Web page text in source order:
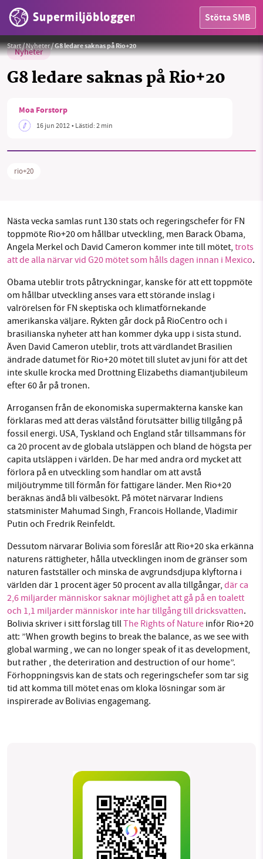
Supermiljöbloggen Stötta SMB
HEM
Sök Sparade inlägg Tipsa oss
Threads LinkedIn
Start/Nyheter/G8 ledare saknas på Rio+20
Nyheter
G8 ledare saknas på Rio+20
Moa Forstorp
16 jun 2012• Lästid:2 min
rio+20
Nästa vecka samlas runt 130 stats och regeringschefer för FN
toppmöte Rio+20 om hållbar utveckling, men Barack Obama,
Angela Merkel och David Cameron kommer inte till mötet, trots
att de alla närvar vid G20 mötet som hålls dagen innan i Mexico.
Obama uteblir trots påtryckningar, kanske för att ett toppmöte
om hållbar utveckling anses vara ett störande inslag i
valrörelsen för FN skeptiska och klimatförnekande
amerikanska väljare. Rykten går dock på RioCentro och i
brasilianska nyheter att han kommer dyka upp i sista stund.
Även David Cameron uteblir, trots att värdlandet Brasilien
ändrade datumet för Rio+20 mötet till slutet av juni för att det
inte skulle krocka med Drottning Elizabeths diamantjubileum
efter 60 år på tronen.
Arrogansen från de ekonomiska supermakterna kanske kan
förklaras med att deras välstånd förutsätter billig tillgång på
fossil energi. USA, Tyskland och England står tillsammans för
ca 20 procent av de globala utsläppen och bland de högsta per
capita utsläppen i världen. De har med andra ord mycket att
förlora på en utveckling som handlar om att avstå
miljöutrymme till förmån för fattigare länder. Men Rio+20
beräknas ändå bli välbesökt. På mötet närvarar Indiens
statsminister Mahumad Singh, Francois Hollande, Vladimir
Putin och Fredrik Reinfeldt.
Dessutom närvarar Bolivia som föreslår att Rio+20 ska erkänna
naturens rättigheter, hålla utvecklingen inom de gränser som
naturen fastställer och minska de avgrundsdjupa klyftorna i
världen där 1 procent äger 50 procent av alla tillgångar, där ca
2,6 miljarder människor saknar möjlighet att gå på en toalett
och 1,1 miljarder människor inte har tillgång till dricksvatten.
Bolivia skriver i sitt förslag tillThe Rights of Nature inför Rio+20
att: ”When growth begins to break the balance, as we see with
global warming , we can no longer speak of it as development,
but rather , the deteriration and destruction of our home”.
Förhoppningsvis kan de stats och regeringschefer som tar sig
tid att komma till mötet enas om kloka lösningar som är
inspirerade av Bolivias engagemang.
SMB kämpar för en hållbar framtid. Sedan
starten 2010 har vår ideella redaktion drivit
miljödebatten framåt genom
nyhetsbevakning och granskningar. Nu vill vi
utveckla vårt arbete – och vi hoppas att du
Stötta vårt arbete genom att swisha en slant till
1231368703
Läs vad vi vill göra